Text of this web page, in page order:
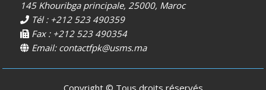
145 Khouribga principale, 25000, Maroc
Tél : +212 523 490359
Fax : +212 523 490354
Email: contactfpk@usms.ma
Copyright © Tous droits réservés